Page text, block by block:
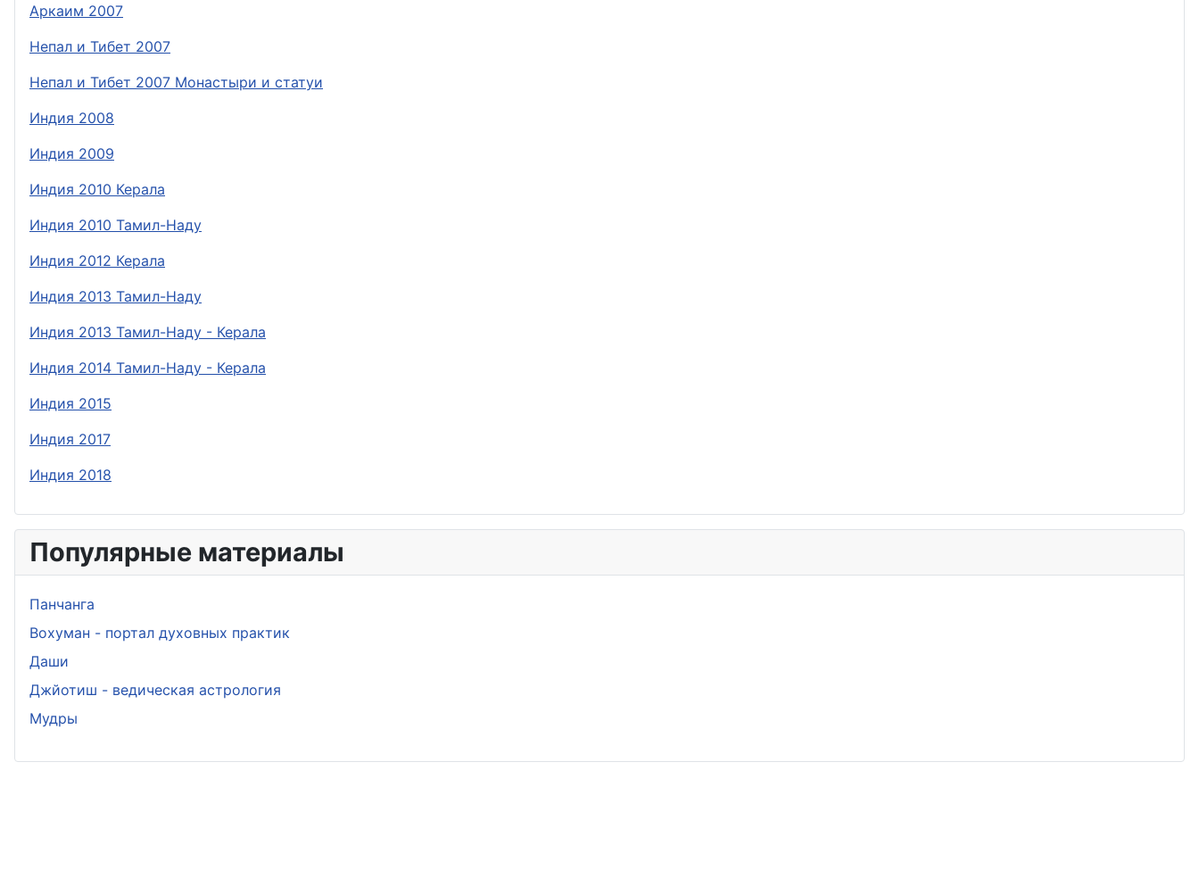
Аркаим 2007
Непал и Тибет 2007
Непал и Тибет 2007 Монастыри и статуи
Индия 2008
Индия 2009
Индия 2010 Керала
Индия 2010 Тамил-Наду
Индия 2012 Керала
Индия 2013 Тамил-Наду
Индия 2013 Тамил-Наду - Керала
Индия 2014 Тамил-Наду - Керала
Индия 2015
Индия 2017
Индия 2018
Популярные материалы
Панчанга
Вохуман - портал духовных практик
Даши
Джйотиш - ведическая астрология
Мудры